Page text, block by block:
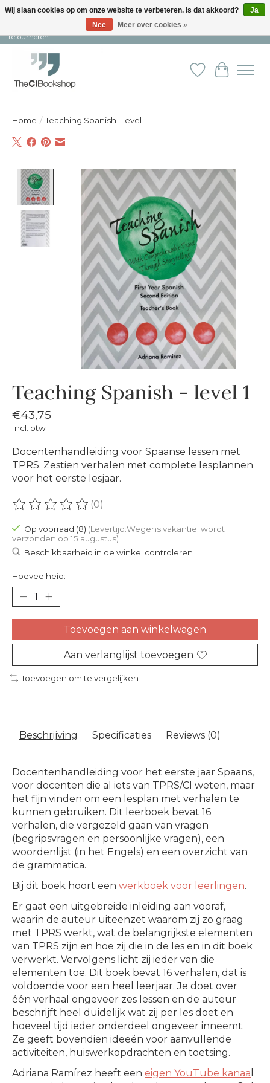
Snelle levering en persoonlijke service ︱ Niet goed? Geld terug! ︱ Gratis
retourneren.
Verlanglijst
Home / Teaching Spanish - level 1
Product image slideshow Items
Teaching Spanish - level 1
€43,75
Incl. btw
Docentenhandleiding voor Spaanse lessen met
TPRS. Zestien verhalen met complete lesplannen
voor het eerste lesjaar.
De beoordeling van dit product is
(0)
Op voorraad (8) (Levertijd:Wegens vakantie: wordt
verzonden op 15 augustus)
Beschikbaarheid in de winkel controleren
Hoeveelheid:
Toevoegen aan winkelwagen
Aan verlanglijst toevoegen
Toevoegen om te vergelijken
Beschrijving Specificaties Reviews (0)
Docentenhandleiding voor het eerste jaar Spaans,
voor docenten die al iets van TPRS/CI weten, maar
het fijn vinden om een lesplan met verhalen te
kunnen gebruiken. Dit leerboek bevat 16
verhalen, die vergezeld gaan van vragen
(begripsvragen en persoonlijke vragen), een
woordenlijst (in het Engels) en een overzicht van
de grammatica.
Bij dit boek hoort een werkboek voor leerlingen.
Er gaat een uitgebreide inleiding aan vooraf,
waarin de auteur uiteenzet waarom zij zo graag
met TPRS werkt, wat de belangrijkste elementen
van TPRS zijn en hoe zij die in de les en in dit boek
verwerkt. Vervolgens licht zij ieder van die
elementen toe. Dit boek bevat 16 verhalen, dat is
voldoende voor een heel leerjaar. Je doet over
één verhaal ongeveer zes lessen en de auteur
beschrijft heel duidelijk wat zij per les doet en
hoeveel tijd ieder onderdeel ongeveer inneemt.
Ze geeft bovendien ideeën voor aanvullende
activiteiten, huiswerkopdrachten en toetsing.
Adriana Ramírez heeft een eigen YouTube kanaa
Wij slaan cookies op om onze website te verbeteren. Is dat akkoord?
Ja
Nee
Meer over cookies »